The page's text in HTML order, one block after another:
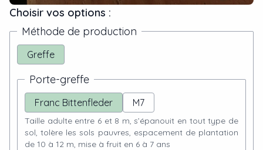
Choisir vos options :
Méthode de production
Greffe
Porte-greffe
Franc Bittenfleder M7
Taille adulte entre 6 et 8 m, s’épanouit en tout type de
sol, tolère les sols pauvres, espacement de plantation
de 10 à 12 m, mise à fruit en 6 à 7 ans